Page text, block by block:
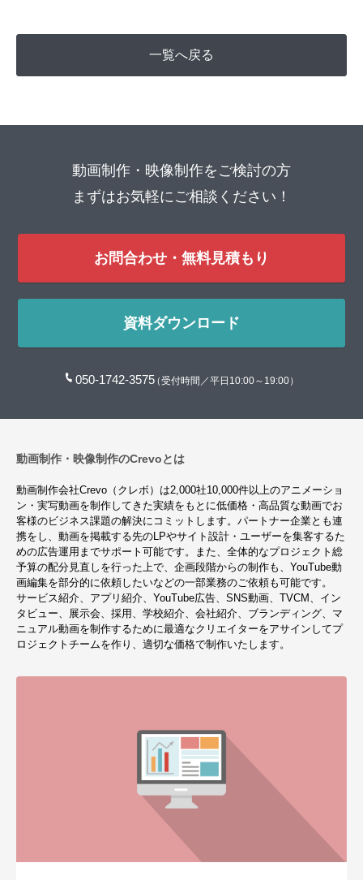
一覧へ戻る
動画制作・映像制作をご検討の方
まずはお気軽にご相談ください！
お問合わせ・無料見積もり
資料ダウンロード
050-1742-3575（受付時間／平日10:00～19:00）
動画制作・映像制作のCrevoとは
動画制作会社Crevo（クレボ）は2,000社10,000件以上のアニメーショ
ン・実写動画を制作してきた実績をもとに低価格・高品質な動画でお
客様のビジネス課題の解決にコミットします。パートナー企業とも連
携をし、動画を掲載する先のLPやサイト設計・ユーザーを集客するた
めの広告運用までサポート可能です。また、全体的なプロジェクト総
予算の配分見直しを行った上で、企画段階からの制作も、YouTube動
画編集を部分的に依頼したいなどの一部業務のご依頼も可能です。
サービス紹介、アプリ紹介、YouTube広告、SNS動画、TVCM、イン
タビュー、展示会、採用、学校紹介、会社紹介、ブランディング、マ
ニュアル動画を制作するために最適なクリエイターをアサインしてプ
ロジェクトチームを作り、適切な価格で制作いたします。